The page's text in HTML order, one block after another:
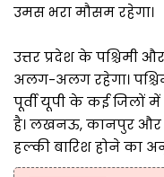
उमस भरा मौसम रहेगा।
उत्तर प्रदेश के पश्चिमी
अलग-अलग रहेगा।
पूर्वी यूपी के कई जिलों में
है। लखनऊ, कानपुर और
हल्की बारिश होने का